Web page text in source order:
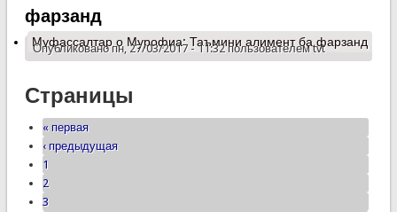
фарзанд
Опубликовано пн, 27/03/2017 - 11:32 пользователемtvt
Муфассалтар о Мурофиа: Таъмини алимент ба фарзанд
Страницы
« первая
‹ предыдущая
1
2
3